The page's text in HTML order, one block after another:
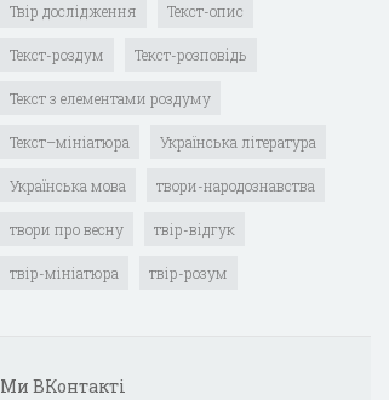
Твір дослідження Текст-опис
Текст-роздум Текст-розповідь
Текст з елементами роздуму
Текст–мініатюра Українська література
Українська мова твори-народознавства
твори про весну твір-відгук
твір-мініатюра твір-розум
Ми ВКонтакті